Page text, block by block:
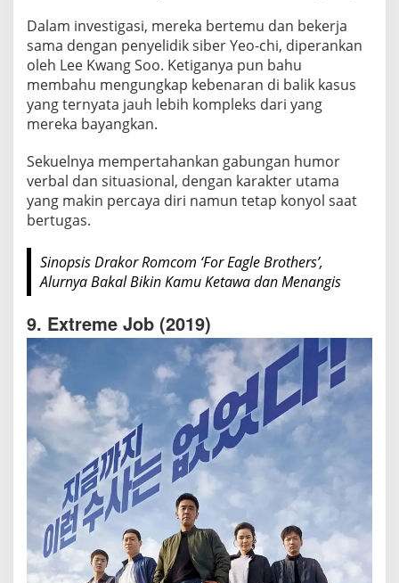
Dalam investigasi, mereka bertemu dan bekerja
sama dengan penyelidik siber Yeo-chi, diperankan
oleh Lee Kwang Soo. Ketiganya pun bahu
membahu mengungkap kebenaran di balik kasus
yang ternyata jauh lebih kompleks dari yang
mereka bayangkan.
Sekuelnya mempertahankan gabungan humor
verbal dan situasional, dengan karakter utama
yang makin percaya diri namun tetap konyol saat
bertugas.
Sinopsis Drakor Romcom ‘For Eagle Brothers’,
Alurnya Bakal Bikin Kamu Ketawa dan Menangis
9. Extreme Job (2019)